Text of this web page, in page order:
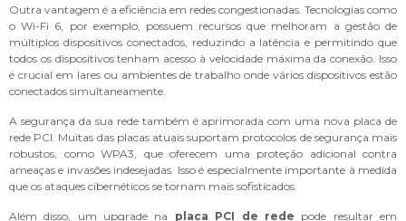
Outra vantagem é a eficiência em redes congestionadas. Tecnologias como
o Wi-Fi 6, por exemplo, possuem recursos que melhoram a gestão de
múltiplos dispositivos conectados, reduzindo a latência e permitindo que
todos os dispositivos tenham acesso à velocidade máxima da conexão. Isso
é crucial em lares ou ambientes de trabalho onde vários dispositivos estão
conectados simultaneamente.
A segurança da sua rede também é aprimorada com uma nova placa de
rede PCI. Muitas das placas atuais suportam protocolos de segurança mais
robustos, como WPA3, que oferecem uma proteção adicional contra
ameaças e invasões indesejadas. Isso é especialmente importante à medida
que os ataques cibernéticos se tornam mais sofisticados.
Além disso, um upgrade na placa PCI de rede pode resultar em